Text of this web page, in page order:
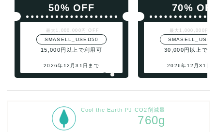
50% OFF
最大1,000,000円 OFF
SMASELL_USED50
15,000円以上で利用可
2026年12月31日まで
70%
最大1,000,000円
30,000円以上で利
2026年12月31日
Cool the Earth PJ CO2削減量
760g